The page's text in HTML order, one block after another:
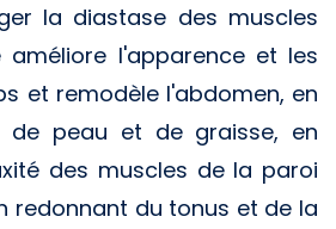
la diastase des muscles
améliore l'apparence et les
et remodèle l'abdomen, en
de peau et de graisse, en
des muscles de la paroi
redonnant du tonus et de la